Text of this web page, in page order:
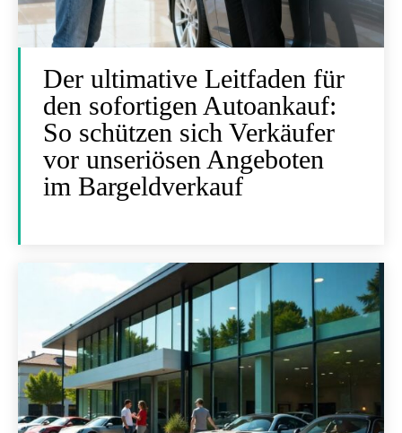
Der ultimative Leitfaden für
den sofortigen Autoankauf:
So schützen sich Verkäufer
vor unseriösen Angeboten
im Bargeldverkauf